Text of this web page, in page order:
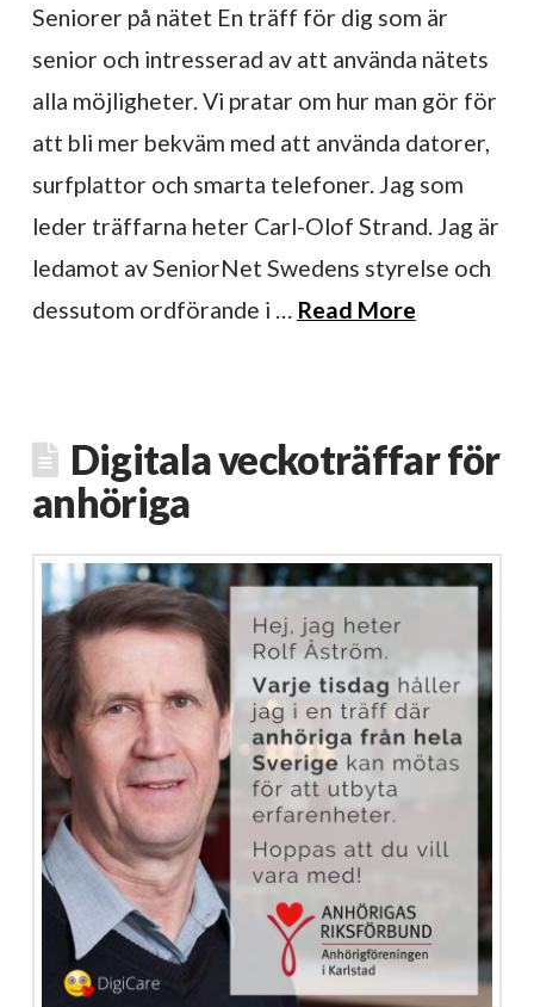
Seniorer på nätet En träff för dig som är
senior och intresserad av att använda nätets
alla möjligheter. Vi pratar om hur man gör för
att bli mer bekväm med att använda datorer,
surfplattor och smarta telefoner. Jag som
leder träffarna heter Carl-Olof Strand. Jag är
ledamot av SeniorNet Swedens styrelse och
dessutom ordförande i … Read More
Digitala veckoträffar för
anhöriga